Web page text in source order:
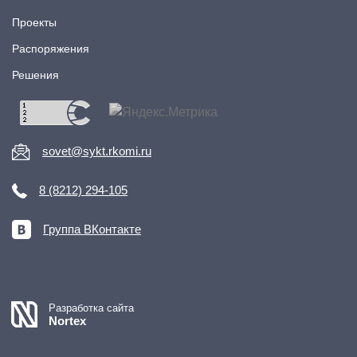
Проекты
Распоряжения
Решения
sovet@sykt.rkomi.ru
8 (8212) 294-105
Группа ВКонтакте
Разработка сайта
Nortex